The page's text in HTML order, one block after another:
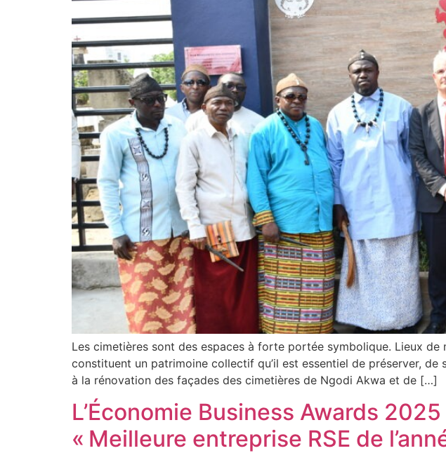
Les cimetières sont des espaces à forte portée symbolique. Lieux
constituent un patrimoine collectif qu’il est essentiel de préserver,
à la rénovation des façades des cimetières de Ngodi Akwa et de […]
L’Économie Business Awards
« Meilleure entreprise RSE de